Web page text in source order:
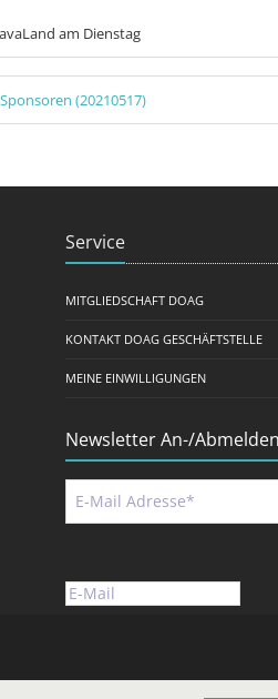
am Dienstag
(20210517)
Service
MITGLIEDSCHAFT DOAG
KONTAKT DOAG GESCHÄFTSTELLE
MEINE EINWILLIGUNGEN
Newsletter An-/Abmelden